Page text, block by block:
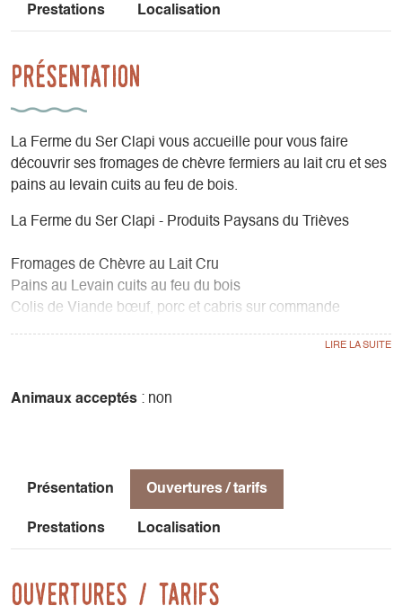
Prestations Localisation
Présentation
La Ferme du Ser Clapi vous accueille pour vous faire
découvrir ses fromages de chèvre fermiers au lait cru et ses
pains au levain cuits au feu de bois.
La Ferme du Ser Clapi - Produits Paysans du Trièves
Fromages de Chèvre au Lait Cru
Pains au Levain cuits au feu du bois
Colis de Viande bœuf, porc et cabris sur commande
Profitez de votre matinée pour vous balader et admirer les
nos chiens et nos cochons. Visitez le moulin, le four à bois,
Animaux acceptés : non
Présentation Ouvertures / tarifs
Prestations Localisation
Ouvertures / tarifs